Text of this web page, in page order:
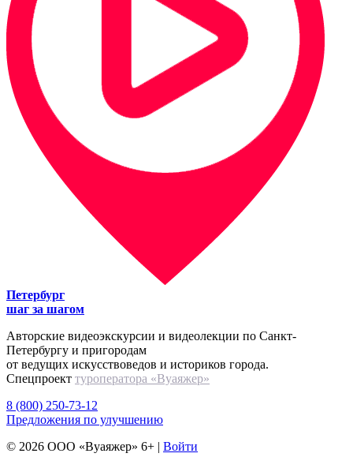
Петербург
шаг за шагом
Авторские видеоэкскурсии и видеолекции по Санкт-
Петербургу и пригородам
от ведущих искусствоведов и историков города.
Спецпроект туроператора «Вуаяжер»
8 (800) 250-73-12
Предложения по улучшению
© 2026 ООО «Вуаяжер» 6+ | Войти